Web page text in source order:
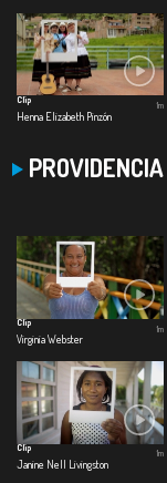
Clip
Henna Elizabeth Pinzón
1m
PROVIDENCIA
Clip
Virginia Webster
1m
Clip
Janine Nell Livingston
1m